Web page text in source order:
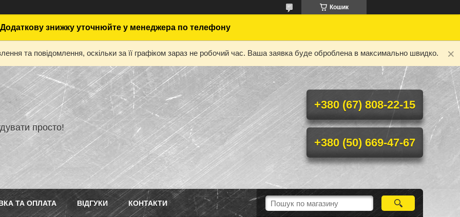
Кошик
Додаткову знижку уточнюйте у менеджера по телефону
та повідомлення, оскільки за її графіком зараз не робочий час. Ваша заявка буде оброблена в максимально швидко.
просто!
+380 (67) 808-22-15
+380 (50) 669-47-67
ТА ОПЛАТА ВІДГУКИ КОНТАКТИ